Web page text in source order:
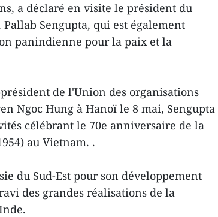
a déclaré en visite le président du
Sengupta, qui est également
panindienne pour la paix et la
de l'Union des organisations
Ngoc Hung à Hanoï le 8 mai, Sengupta
célébrant le 70e anniversaire de la
au Vietnam. .
du Sud-Est pour son développement
des grandes réalisations de la